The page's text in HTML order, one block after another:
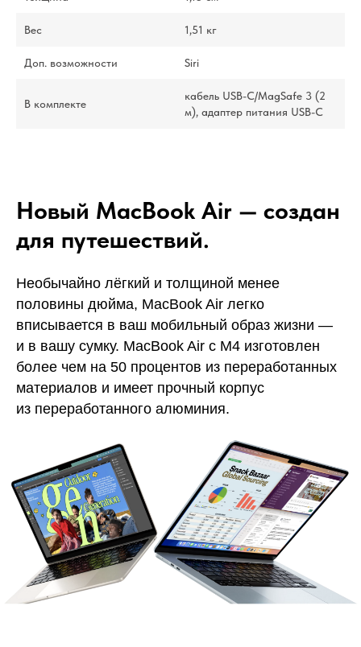
Вес 1,51 кг
Доп. возможности Siri
В комплекте
кабель USB-C/MagSafe 3 (2
м), адаптер питания USB-C
Новый MacBook Air — создан
для путешествий.
Необычайно лёгкий и толщиной менее
половины дюйма, MacBook Air легко
вписывается в ваш мобильный образ жизни —
и в вашу сумку. MacBook Air с M4 изготовлен
более чем на 50 процентов из переработанных
материалов и имеет прочный корпус
из переработанного алюминия.